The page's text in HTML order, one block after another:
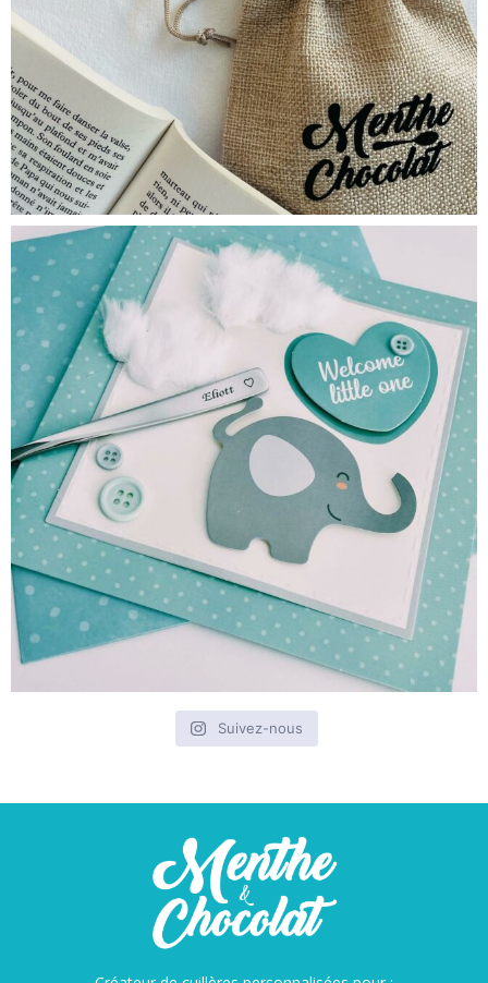
Suivez-nous